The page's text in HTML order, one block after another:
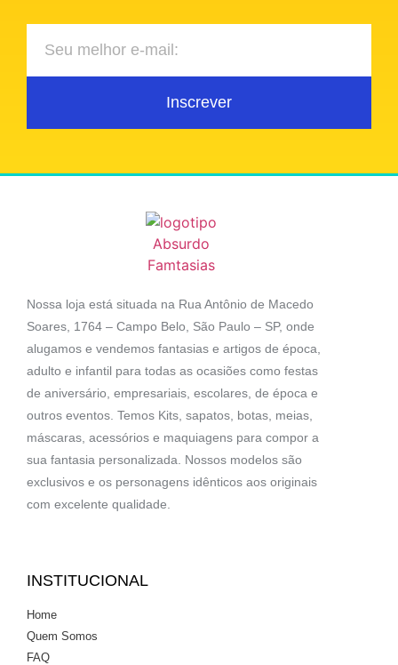
Inscrever
Nossa loja está situada na Rua Antônio de Macedo
Soares, 1764 – Campo Belo, São Paulo – SP, onde
alugamos e vendemos fantasias e artigos de época,
adulto e infantil para todas as ocasiões como festas
de aniversário, empresariais, escolares, de época e
outros eventos. Temos Kits, sapatos, botas, meias,
máscaras, acessórios e maquiagens para compor a
sua fantasia personalizada. Nossos modelos são
exclusivos e os personagens idênticos aos originais
com excelente qualidade.
INSTITUCIONAL
Home
Quem Somos
FAQ